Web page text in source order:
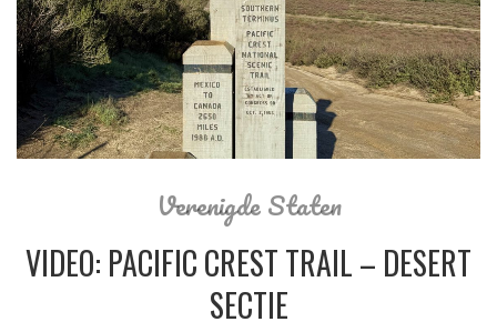
Verenigde Staten
VIDEO: PACIFIC CREST TRAIL – DESERT
SECTIE